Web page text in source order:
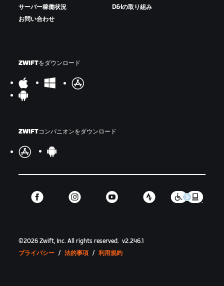
サーバー稼働状況
お問い合わせ
D&Iの取り組み
ZWIFTをダウンロード
ZWIFTコンパニオンをダウンロード
©2026 Zwift, Inc.All rights reserved. v2.246.1
プライバシー / 法的事項 / 利用規約